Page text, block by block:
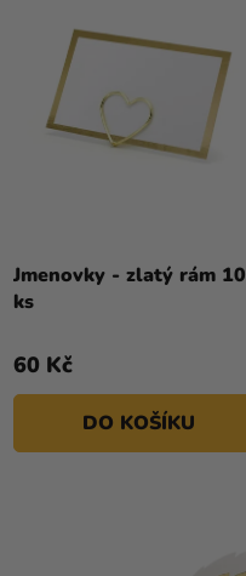
Jmenovky - zlatý rám 10
ks
60 Kč
DO KOŠÍKU